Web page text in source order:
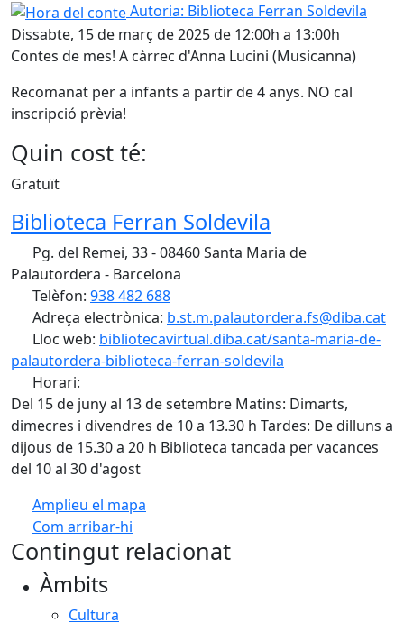
Hora del conte
Autoria: Biblioteca Ferran Soldevila
Dissabte, 15 de març de 2025 de 12:00h a 13:00h
Contes de mes! A càrrec d'Anna Lucini (Musicanna)
Recomanat per a infants a partir de 4 anys. NO cal
inscripció prèvia!
Quin cost té:
Gratuït
Biblioteca Ferran Soldevila
Pg. del Remei, 33 - 08460 Santa Maria de
Palautordera - Barcelona
Telèfon: 938 482 688
Adreça electrònica: b.st.m.palautordera.fs@diba.cat
Lloc web: bibliotecavirtual.diba.cat/santa-maria-de-
palautordera-biblioteca-ferran-soldevila
Horari:
Del 15 de juny al 13 de setembre Matins: Dimarts,
dimecres i divendres de 10 a 13.30 h Tardes: De dilluns a
dijous de 15.30 a 20 h Biblioteca tancada per vacances
del 10 al 30 d'agost
Amplieu el mapa
Com arribar-hi
+
−
Contingut relacionat
Àmbits
Cultura